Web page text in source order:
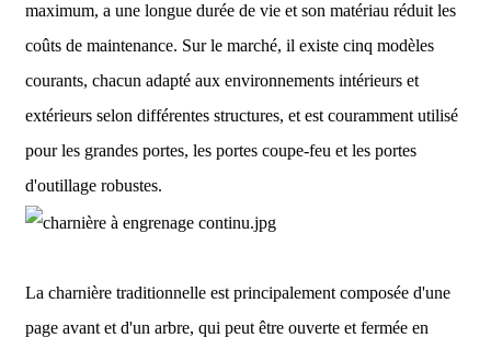
maximum, a une longue durée de vie et son matériau réduit les
coûts de maintenance. Sur le marché, il existe cinq modèles
courants, chacun adapté aux environnements intérieurs et
extérieurs selon différentes structures, et est couramment utilisé
pour les grandes portes, les portes coupe-feu et les portes
d'outillage robustes.
La charnière traditionnelle est principalement composée d'une
page avant et d'un arbre, qui peut être ouverte et fermée en